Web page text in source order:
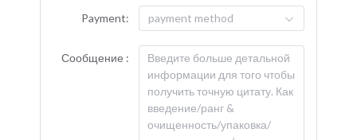
Payment: payment method
Сообщение :